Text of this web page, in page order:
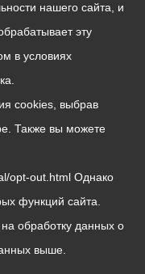
нашего сайта, и
эту
в условиях
cookies, выбрав
Также вы можете
opt-out.html Однако
функций сайта.
на обработку данных о
выше.